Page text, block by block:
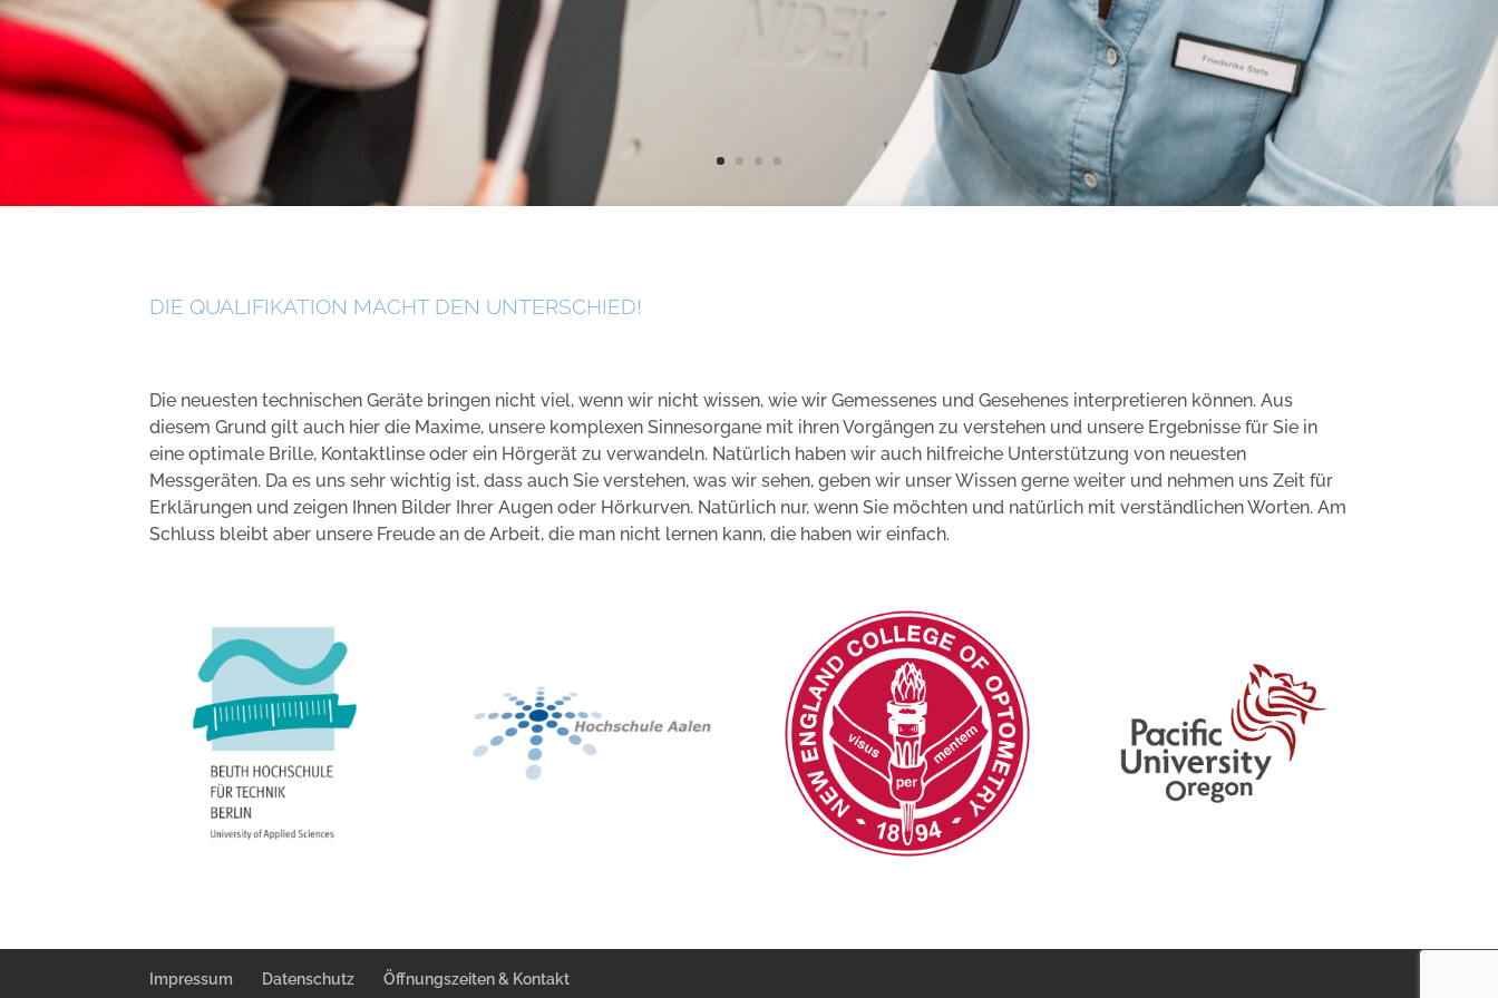
DIE QUALIFIKATION MACHT DEN UNTERSCHIED!
Die neuesten technischen Geräte bringen nicht viel, wenn wir nicht wissen, wie wir Gemessenes und Gesehenes interpretieren können. Aus
diesem Grund gilt auch hier die Maxime, unsere komplexen Sinnesorgane mit ihren Vorgängen zu verstehen und unsere Ergebnisse für Sie in
eine optimale Brille, Kontaktlinse oder ein Hörgerät zu verwandeln. Natürlich haben wir auch hilfreiche Unterstützung von neuesten
Messgeräten. Da es uns sehr wichtig ist, dass auch Sie verstehen, was wir sehen, geben wir unser Wissen gerne weiter und nehmen uns Zeit für
Erklärungen und zeigen Ihnen Bilder Ihrer Augen oder Hörkurven. Natürlich nur, wenn Sie möchten und natürlich mit verständlichen Worten. Am
Schluss bleibt aber unsere Freude an de Arbeit, die man nicht lernen kann, die haben wir einfach.
Impressum Datenschutz Öffnungszeiten & Kontakt